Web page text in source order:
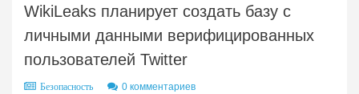
WikiLeaks планирует создать базу с
личными данными верифицированных
пользователей Twitter
Безопасность
0 комментариев